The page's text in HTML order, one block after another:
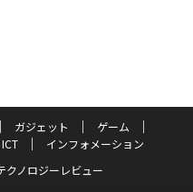
ガジェット
ゲーム
ICT
インフォメーション
クノロジーレビュー